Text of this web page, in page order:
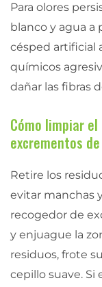
Para olores
blanco y agua a
césped artificial
químicos
dañar las fibras
Cómo limpiar
excrementos
Retire los
evitar manchas
recogedor de
y enjuague la
residuos, frote
cepillo suave. Si